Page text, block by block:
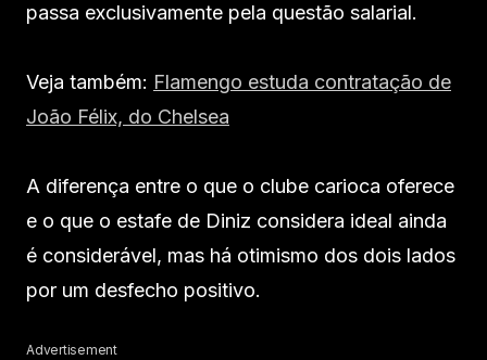
passa exclusivamente pela questão salarial.
Veja também: Flamengo estuda contratação de
João Félix, do Chelsea
A diferença entre o que o clube carioca oferece
e o que o estafe de Diniz considera ideal ainda
é considerável, mas há otimismo dos dois lados
por um desfecho positivo.
Advertisement